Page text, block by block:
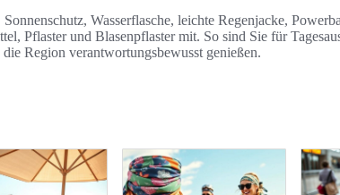
Wasserflasche, leichte Regenjacke,
Pflaster und Blasenpflaster mit. So sind Sie für
Region verantwortungsbewusst genießen.